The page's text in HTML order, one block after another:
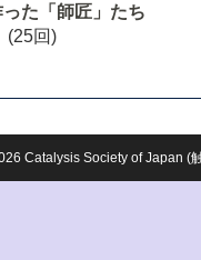
った「師匠」たち
(25回)
Catalysis Society of Japan (